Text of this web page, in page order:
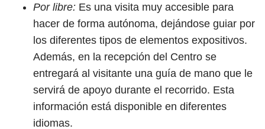
Por libre: Es una visita muy accesible para
hacer de forma autónoma, dejándose guiar por
los diferentes tipos de elementos expositivos.
Además, en la recepción del Centro se
entregará al visitante una guía de mano que le
servirá de apoyo durante el recorrido. Esta
información está disponible en diferentes
idiomas.